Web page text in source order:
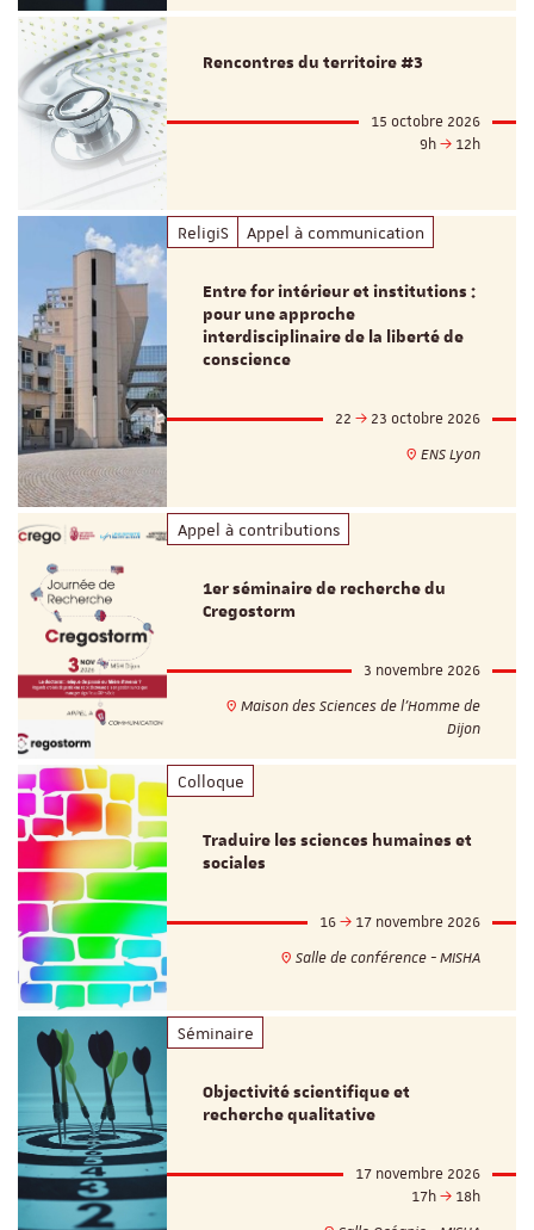
Rencontres du territoire #3
15 octobre 2026
9h
12h
ReligiS Appel à communication
Entre for intérieur et institutions :
pour une approche
interdisciplinaire de la liberté de
conscience
22
23 octobre 2026
ENS Lyon
Appel à contributions
1er séminaire de recherche du
Cregostorm
3 novembre 2026
Maison des Sciences de l'Homme de
Dijon
Colloque
Traduire les sciences humaines et
sociales
16
17 novembre 2026
Salle de conférence - MISHA
Séminaire
Objectivité scientifique et
recherche qualitative
17 novembre 2026
17h
18h